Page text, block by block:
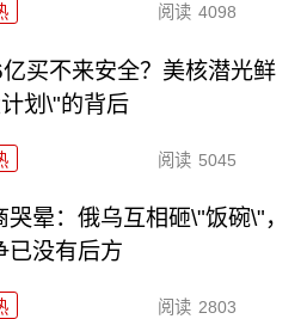
阅读 4098
买不来安全？美核潜光鲜
划\"的背后
阅读 5045
哭晕：俄乌互相砸\"饭碗\"，
已没有后方
阅读 2803